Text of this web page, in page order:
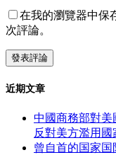
在我的瀏覽器中保
次評論。
近期文章
中國商務部對
反對美方濫用
曾自首的国家国